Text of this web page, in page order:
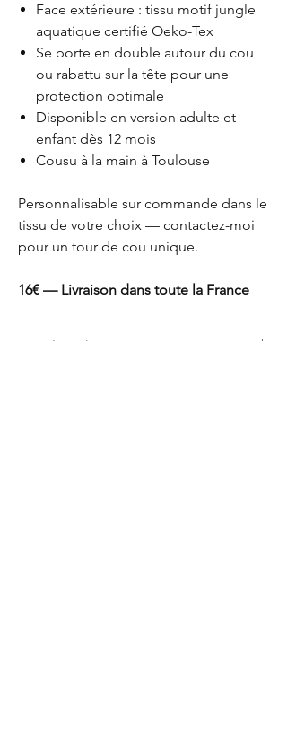
Face extérieure : tissu motif jungle
aquatique certifié Oeko-Tex
Se porte en double autour du cou
ou rabattu sur la tête pour une
protection optimale
Disponible en version adulte et
enfant dès 12 mois
Cousu à la main à Toulouse
Personnalisable sur commande dans le
tissu de votre choix — contactez-moi
pour un tour de cou unique.
16€ — Livraison dans toute la France
Détails techniques